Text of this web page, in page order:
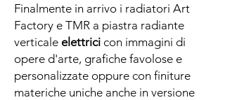
Finalmente in arrivo i radiatori Art
Factory e TMR a piastra radiante
verticale elettrici con immagini di
opere d'arte, grafiche favolose e
personalizzate oppure con finiture
materiche uniche anche in versione